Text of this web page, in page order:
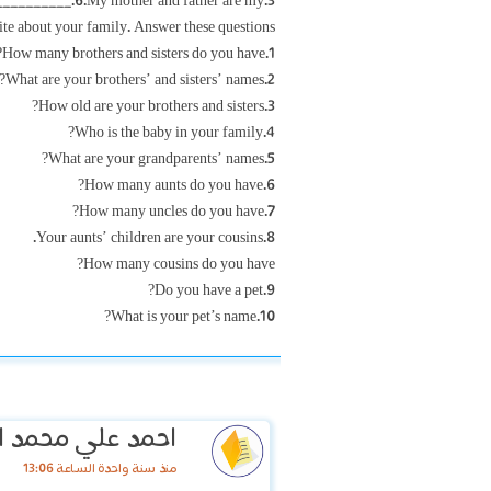
about your family. Answer these questions.
1.How many brothers and sisters do you have?
2.What are your brothers’ and sisters’ names?
3.How old are your brothers and sisters?
4.Who is the baby in your family?
5.What are your grandparents’ names?
6.How many aunts do you have?
7.How many uncles do you have?
8.Your aunts’ children are your cousins.
How many cousins do you have?
9.Do you have a pet?
10.What is your pet’s name?
احمد علي محمد
منذ سنة واحدة الساعة 13:06